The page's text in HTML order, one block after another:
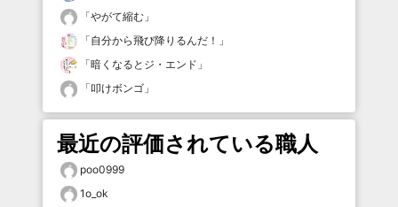
「やがて縮む 」
「自分から飛び降りるんだ！ 」
「暗くなるとジ・エンド 」
「叩けボンゴ 」
最近の評価されている職人
poo0999
1o_ok